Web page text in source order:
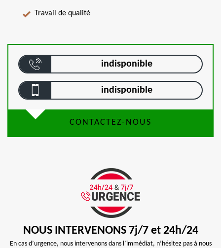
Travail de qualité
indisponible
indisponible
CONTACTEZ-NOUS
NOUS INTERVENONS 7j/7 et 24h/24
En cas d’urgence, nous intervenons dans l’immédiat, n’hésitez pas à nous